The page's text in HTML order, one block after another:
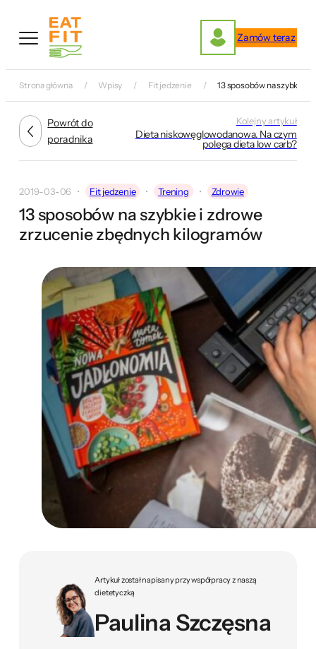
treści
Zamów teraz
Strona główna Wpisy Fit jedzenie 13 sposobów na szybkie i
Powrót do
poradnika
Kolejny artykuł
Dieta niskowęglowodanowa. Na czym
polega dieta low carb?
2019-03-06 Fit jedzenie Trening Zdrowie
13 sposobów na szybkie i zdrowe
zrzucenie zbędnych kilogramów
Artykuł został napisany przy współpracy z naszą
dietetyczką
Paulina Szczęsna